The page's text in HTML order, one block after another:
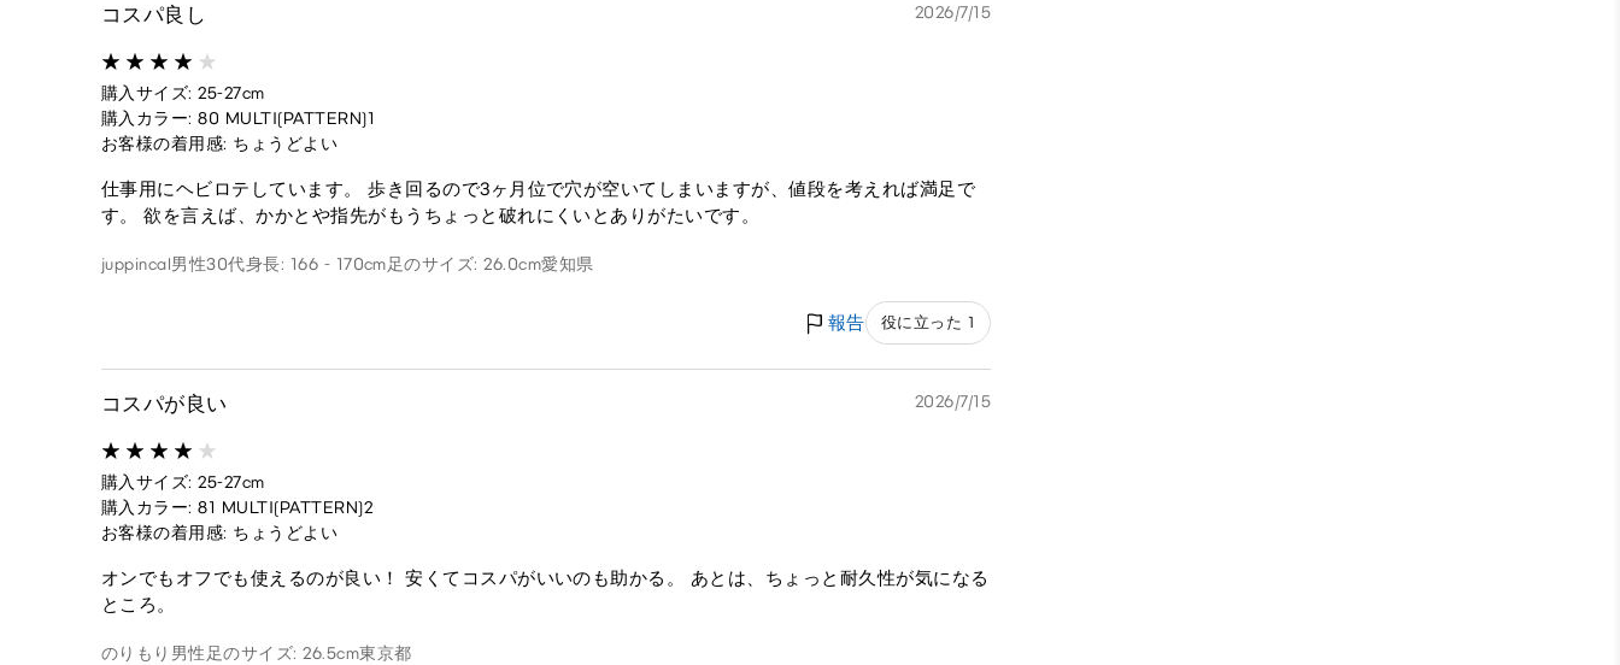
コスパ良し 2026/7/15
購入サイズ: 25-27cm
購入カラー: 80 MULTI(PATTERN)1
お客様の着用感: ちょうどよい
仕事用にヘビロテしています。 歩き回るので3ヶ月位で穴が空いてしまいますが、値段を考えれば満足で
す。 欲を言えば、かかとや指先がもうちょっと破れにくいとありがたいです。
juppincal男性30代身長: 166 - 170cm足のサイズ: 26.0cm愛知県
報告 役に立った 1
コスパが良い 2026/7/15
購入サイズ: 25-27cm
購入カラー: 81 MULTI(PATTERN)2
お客様の着用感: ちょうどよい
オンでもオフでも使えるのが良い！ 安くてコスパがいいのも助かる。 あとは、ちょっと耐久性が気になる
ところ。
のりもり 男性足のサイズ: 26.5cm東京都